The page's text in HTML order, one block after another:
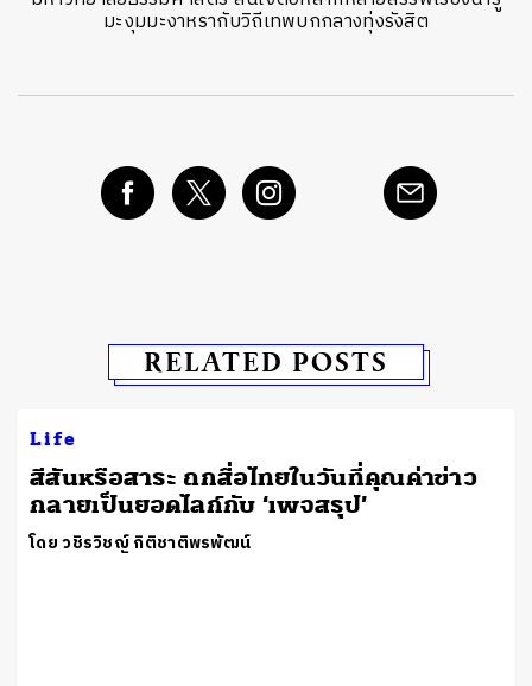
มะงุมมะงาหรากับวิถีเทพบกกลางทุ่งรังสิต
RELATED POSTS
Life
สีสันหรือสาระ ถกสื่อไทยในวันที่คุณค่าข่าว
กลายเป็นยอดไลก์กับ ‘เพจสรุป’
โดย วชิรวิชญ์ กิติชาติพรพัฒน์